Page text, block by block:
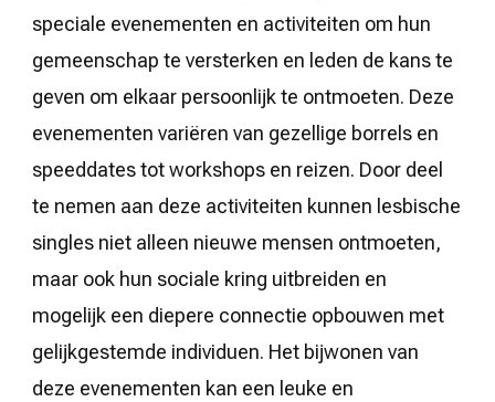
speciale evenementen en activiteiten om hun
gemeenschap te versterken en leden de kans te
geven om elkaar persoonlijk te ontmoeten. Deze
evenementen variëren van gezellige borrels en
speeddates tot workshops en reizen. Door deel
te nemen aan deze activiteiten kunnen lesbische
singles niet alleen nieuwe mensen ontmoeten,
maar ook hun sociale kring uitbreiden en
mogelijk een diepere connectie opbouwen met
gelijkgestemde individuen. Het bijwonen van
deze evenementen kan een leuke en